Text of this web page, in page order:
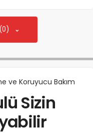
ve Koruyucu Bakım
Sizin